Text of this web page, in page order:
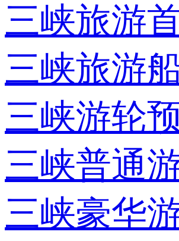
三峡旅游
三峡旅游
三峡游轮
三峡普通
三峡豪华